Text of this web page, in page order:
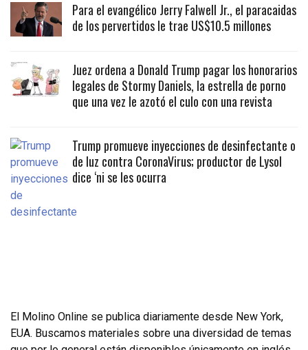
Para el evangélico Jerry Falwell Jr., el paracaidas
de los pervertidos le trae US$10.5 millones
Juez ordena a Donald Trump pagar los honorarios
legales de Stormy Daniels, la estrella de porno
que una vez le azotó el culo con una revista
Trump promueve inyecciones de desinfectante o
de luz contra CoronaVirus; productor de Lysol
dice ‘ni se les ocurra
El Molino Online se publica diariamente desde New York,
EUA. Buscamos materiales sobre una diversidad de temas